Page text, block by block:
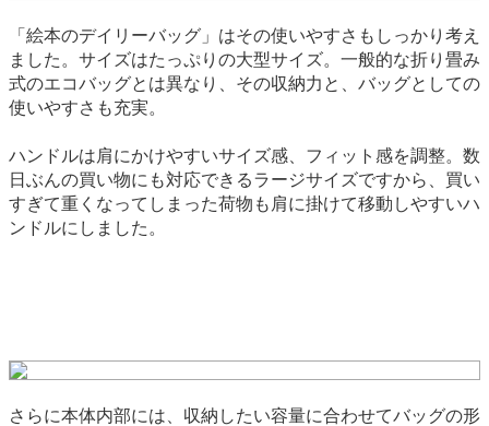
「絵本のデイリーバッグ」はその使いやすさもしっかり考え
ました。サイズはたっぷりの大型サイズ。一般的な折り畳み
式のエコバッグとは異なり、その収納力と、バッグとしての
使いやすさも充実。
ハンドルは肩にかけやすいサイズ感、フィット感を調整。数
日ぶんの買い物にも対応できるラージサイズですから、買い
すぎて重くなってしまった荷物も肩に掛けて移動しやすいハ
ンドルにしました。
さらに本体内部には、収納したい容量に合わせてバッグの形